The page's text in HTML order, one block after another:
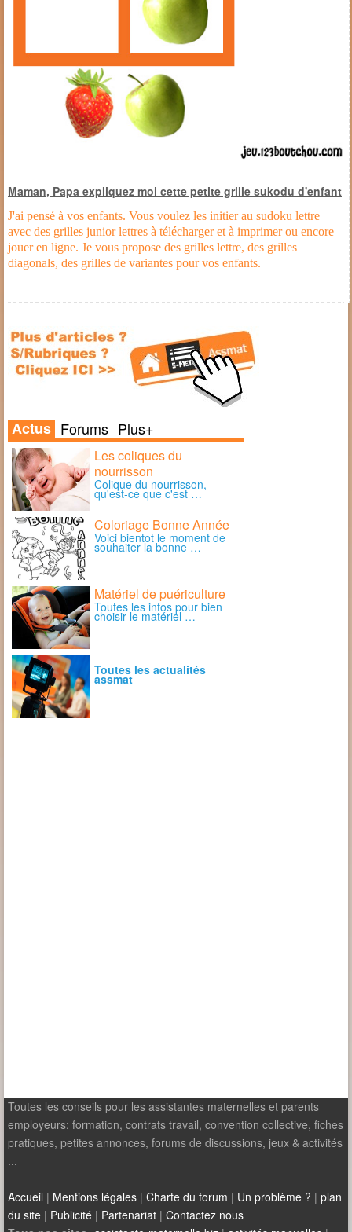
Maman, Papa expliquez moi cette petite grille sukodu d'enfant
J'ai pensé à vos enfants. Vous voulez les initier au sudoku lettre
avec des grilles junior lettres à télécharger et à imprimer ou encore
jouer en ligne. Je vous propose des grilles lettre, des grilles
diagonals, des grilles de variantes pour vos enfants.
Toutes les conseils pour les assistantes maternelles et parents
employeurs: formation, contrats travail, convention collective, fiches
pratiques, petites annonces, forums de discussions, jeux & activités
...
Accueil | Mentions légales | Charte du forum | Un problème ? | plan
du site | Publicité | Partenariat | Contactez nous